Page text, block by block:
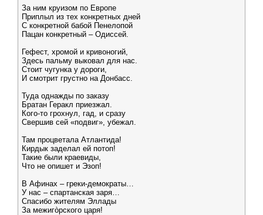
За ним круизом по Европе
Приплыл из тех конкретных дней
С конкретной бабой Пенелопой
Пацан конкретный – Одиссей.
Гефест, хромой и кривоногий,
Здесь пальму выковал для нас.
Стоит чугунка у дороги,
И смотрит грустно на Донбасс.
Туда однажды по заказу
Братан Геракл приезжал.
Кого-то грохнул, гад, и сразу
Свершив сей «подвиг», убежал.
Там процветала Атлантида!
Кирдык заделал ей потоп!
Такие были краевиды,
Что не опишет и Эзоп!
В Афинах – греки-демократы…
У нас – спартанская заря…
Спасибо жителям Эллады
За межигòрского царя!